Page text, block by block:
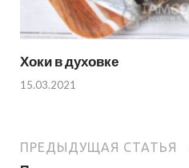
Хоки в духовке
15.03.2021
ПРЕДЫДУЩАЯ СТАТЬЯ